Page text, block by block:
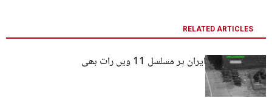
RELATED ARTICLES
امریکی فوج کے ایران پر مسلسل 11 ویں رات بھی
حملے